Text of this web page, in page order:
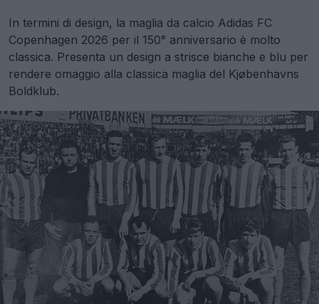
In termini di design, la maglia da calcio Adidas FC
Copenhagen 2026 per il 150° anniversario è molto
classica. Presenta un design a strisce bianche e blu per
rendere omaggio alla classica maglia del Kjøbenhavns
Boldklub.